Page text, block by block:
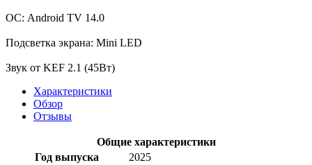
ОС: Android TV 14.0
Подсветка экрана: Mini LED
Звук от KEF 2.1 (45Вт)
Характеристики
Обзор
Отзывы
Общие характеристики
Год выпуска
2025